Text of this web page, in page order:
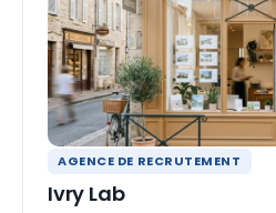
AGENCE DE RECRUTEMENT
Ivry Lab